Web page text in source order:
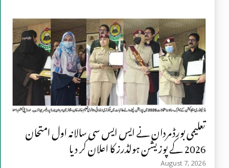
تعلیمی بورڈ مردان نے ایس ایس سی سالانہ اول امتحان
2026 کے پوزیشن ہولڈرز کا اعلان کر دیا
August 7, 2026